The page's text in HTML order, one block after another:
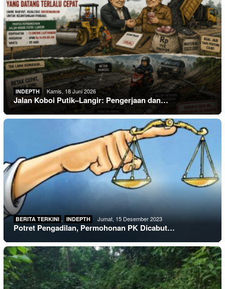
INDEPTH Kamis, 18 Juni 2026
Jalan Koboi Putik–Langir: Pengerjaan dan…
BERITA TERKINI , INDEPTH Jumat, 15 Desember 2023
Potret Pengadilan, Permohonan PK Dicabut…